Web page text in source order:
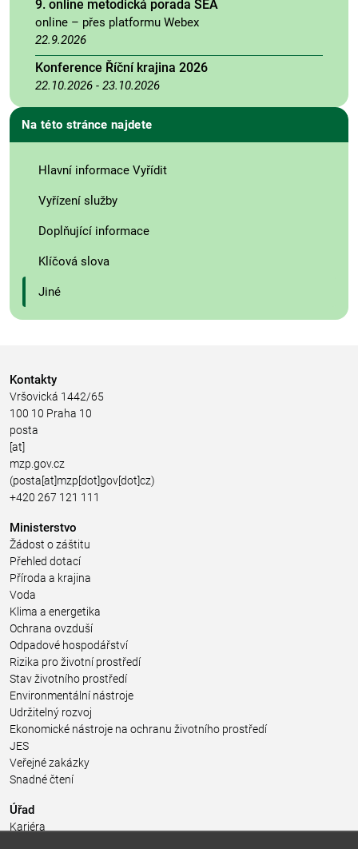
9. online metodická porada SEA
online – přes platformu Webex
22.9.2026
Konference Říční krajina 2026
22.10.2026 - 23.10.2026
Na této stránce najdete
Hlavní informace Vyřídit
Vyřízení služby
Doplňující informace
Klíčová slova
Jiné
Kontakty
Vršovická 1442/65
100 10 Praha 10
posta
[at]
mzp.gov.cz
(posta[at]mzp[dot]gov[dot]cz)
+420 267 121 111
Ministerstvo
Žádost o záštitu
Přehled dotací
Příroda a krajina
Voda
Klima a energetika
Ochrana ovzduší
Odpadové hospodářství
Rizika pro životní prostředí
Stav životního prostředí
Environmentální nástroje
Udržitelný rozvoj
Ekonomické nástroje na ochranu životního prostředí
JES
Veřejné zakázky
Snadné čtení
Úřad
Kariéra